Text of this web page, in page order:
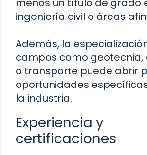
menos un título de grado
ingeniería civil o áreas
Además, la
campos como geotecnia,
o transporte puede abrir
oportunidades
la industria.
Experiencia y
certificaciones